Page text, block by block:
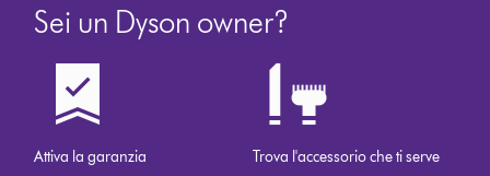
Sei un Dyson owner?
Attiva la garanzia Trova l'accessorio che ti serve